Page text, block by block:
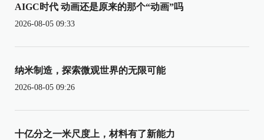
AIGC时代 动画还是原来的那个“动画”吗
2026-08-05 09:33
纳米制造，探索微观世界的无限可能
2026-08-05 09:26
十亿分之一米尺度上，材料有了新能力